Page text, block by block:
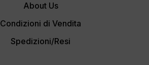
About Us
Condizioni di Vendita
Spedizioni/Resi